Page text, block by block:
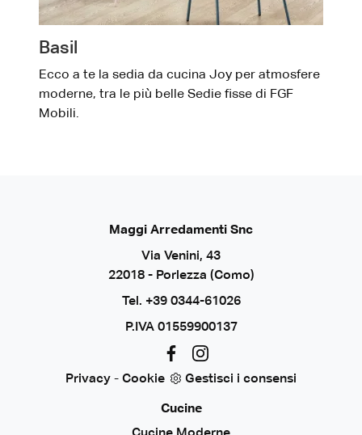
Basil
Ecco a te la sedia da cucina Joy per atmosfere
moderne, tra le più belle Sedie fisse di FGF
Mobili.
Maggi Arredamenti Snc
Via Venini, 43
22018 - Porlezza (Como)
Tel. +39 0344-61026
P.IVA 01559900137
Privacy - Cookie Gestisci i consensi
Cucine